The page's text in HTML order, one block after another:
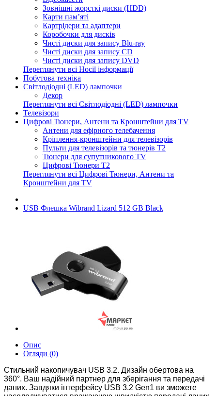
Зовнішні жорсткі диски (HDD)
Карти пам’яті
Картрідери та адаптери
Коробочки для дисків
Чисті диски для запису Blu-ray
Чисті диски для запису CD
Чисті диски для запису DVD
Переглянути всі Носії інформації
Побутова техніка
Світлодіодні (LED) лампочки
Декор
Переглянути всі Світлодіодні (LED) лампочки
Телевізори
Цифрові Тюнери, Антени та Кронштейни для TV
Антени для ефірного телебачення
Кріплення-кронштейни для телевізорів
Пульти для телевізорів та тюнерів T2
Тюнери для супутникового TV
Цифрові Тюнери T2
Переглянути всі Цифрові Тюнери, Антени та
Кронштейни для TV
USB Флешка Wibrand Lizard 512 GB Black
Опис
Огляди (0)
Стильний накопичувач USB 3.2. Дизайн обертова на
360°. Ваш надійний партнер для зберігання та передачі
даних. Завдяки інтерфейсу USB 3.2 Gen1 ви зможете